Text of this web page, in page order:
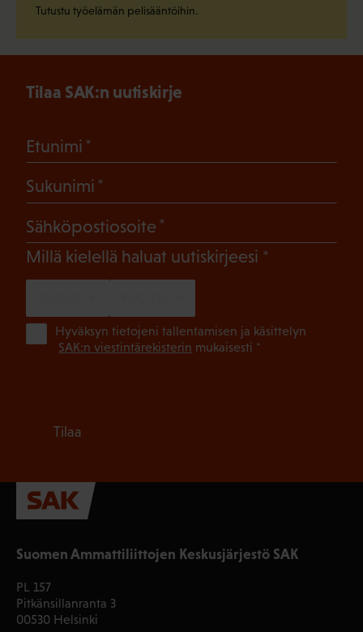
Tutustu työelämän pelisääntöihin.
Suomen Ammattiliittojen Keskusjärjestö SAK
PL 157
Pitkänsillanranta 3
00530 Helsinki
Tilaa SAK:n uutiskirje
Etunimi
Sukunimi
Sähköpostiosoite
Millä kielellä haluat uutiskirjeesi (Pakollinen)
Hyväksyn tietojeni tallentamisen ja käsittelyn
SAK:n viestintärekisterin mukaisesti *
Tilaa